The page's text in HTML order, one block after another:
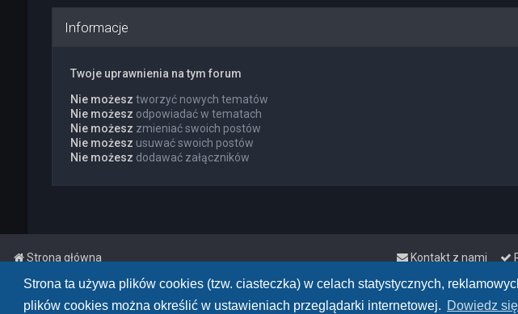
Strona ta używa plików cookies (tzw. ciasteczka) w celach statystycznych,
plików cookies można określić w ustawieniach przeglądarki internetowej. Dowiedz
Informacje
Twoje uprawnienia na tym forum
Nie możesz tworzyć nowych tematów
Nie możesz odpowiadać w tematach
Nie możesz zmieniać swoich postów
Nie możesz usuwać swoich postów
Nie możesz dodawać załączników
Strona główna Kontakt z nami
Powered by phpBB • Design by
PlanetStyles